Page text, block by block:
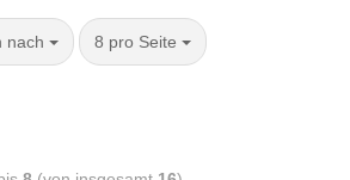
nach 8 pro Seite